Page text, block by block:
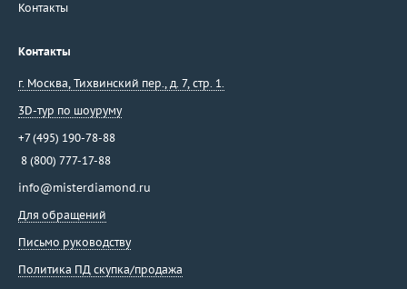
Контакты
Контакты
г. Москва, Тихвинский пер., д. 7, стр. 1.
3D-тур по шоуруму
+7 (495) 190-78-88
8 (800) 777-17-88
info@misterdiamond.ru
Для обращений
Письмо руководству
Политика ПД скупка/продажа